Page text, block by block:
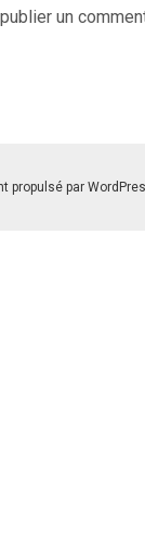
un
propulsé par